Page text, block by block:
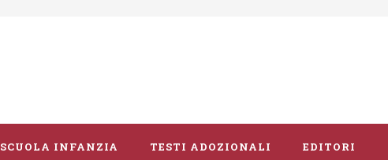
SCUOLA INFANZIA TESTI ADOZIONALI EDITORI